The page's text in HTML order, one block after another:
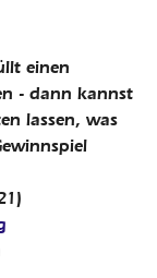
einen
- dann kannst
lassen, was